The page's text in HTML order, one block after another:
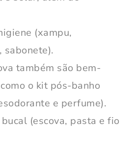
(xampu,
sabonete).
também são bem-
o kit pós-banho
e perfume).
(escova, pasta e fio